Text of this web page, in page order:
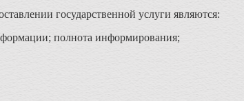
государственной услуги являются:
полнота информирования;